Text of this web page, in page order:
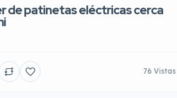
de patinetas eléctricas cerca
76 Vistas